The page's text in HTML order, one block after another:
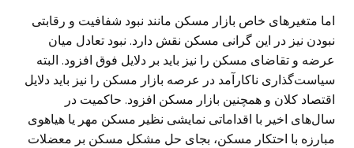
اما متغیرهای خاص بازار مسکن مانند نبود شفافیت و رقابتی
نبودن نیز در این گرانی مسکن نقش دارد. نبود تعادل میان
عرضه و تقاضای مسکن را نیز باید بر دلایل فوق افزود. البته
سیاست‌گذاری ناکارآمد در عرصه بازار مسکن را نیز باید دلایل
اقتصاد کلان و همچنین بازار مسکن افزود. حاکمیت در
سال‌های اخیر با اقداماتی نمایشی نظیر مسکن مهر یا هیاهوی
مبارزه با احتکار مسکن، بجای حل مشکل مسکن بر معضلات